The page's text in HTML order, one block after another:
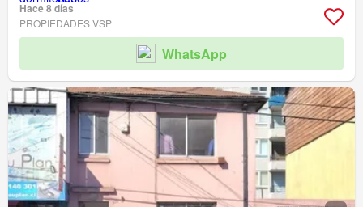
Hace 8 días
PROPIEDADES VSP
WhatsApp